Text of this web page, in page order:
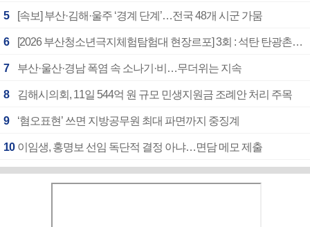
5 [속보] 부산·김해·울주 ‘경계 단계’…전국 48개 시군 가뭄
6 [2026 부산청소년극지체험탐험대 현장르포] 3회 : 석탄 탄광촌에서 북극 연구의 중심지로
7 부산·울산·경남 폭염 속 소나기·비…무더위는 지속
8 김해시의회, 11일 544억 원 규모 민생지원금 조례안 처리 주목
9 ‘혐오표현’ 쓰면 지방공무원 최대 파면까지 중징계
10 이임생, 홍명보 선임 독단적 결정 아냐…면담 메모 제출